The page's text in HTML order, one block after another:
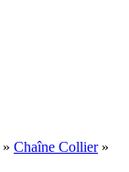
» Chaîne Collier»